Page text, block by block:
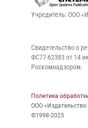
Учредитель: ООО
Свидетельство о
ФС77-62383 от 14
Роскомнадзором.
Политика
ООО
©1998-2025